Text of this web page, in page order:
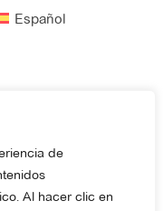
de
Al hacer clic en
Español